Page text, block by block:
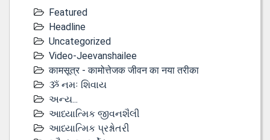
Featured
Headline
Uncategorized
Video-Jeevanshailee
कामसूत्र - कामोत्तेजक जीवन का नया तरीका
ૐ નમઃ શિવાય
અન્ય...
આધ્યાત્મિક જીવનશૈલી
આધ્યાત્મિક પ્રશ્નોતરી